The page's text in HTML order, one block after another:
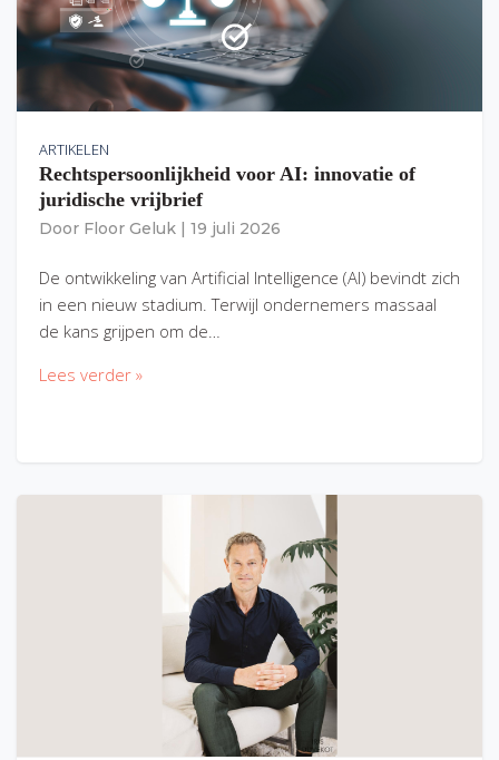
ARTIKELEN
Rechtspersoonlijkheid voor AI: innovatie of
juridische vrijbrief
Door Floor Geluk 19 juli 2026
De ontwikkeling van Artificial Intelligence (AI) bevindt zich
in een nieuw stadium. Terwijl ondernemers massaal
de kans grijpen om de…
Lees verder »